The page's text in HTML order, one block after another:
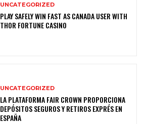
UNCATEGORIZED
PLAY SAFELY WIN FAST AS CANADA USER WITH
THOR FORTUNE CASINO
UNCATEGORIZED
LA PLATAFORMA FAIR CROWN PROPORCIONA
DEPÓSITOS SEGUROS Y RETIROS EXPRÉS EN
ESPAÑA